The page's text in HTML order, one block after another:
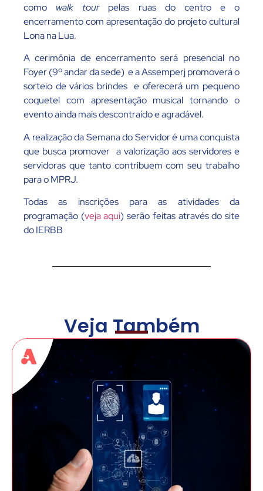
como walk tour pelas ruas do centro e o
encerramento com apresentação do projeto cultural
Lona na Lua.
A cerimônia de encerramento será presencial no
Foyer (9º andar da sede) e a Assemperj promoverá o
sorteio de vários brindes e oferecerá um pequeno
coquetel com apresentação musical tornando o
evento ainda mais descontraído e agradável.
A realização da Semana do Servidor é uma conquista
que busca promover a valorização aos servidores e
servidoras que tanto contribuem com seu trabalho
para o MPRJ.
Todas as inscrições para as atividades da
programação (veja aqui) serão feitas através do site
do IERBB
Veja Também